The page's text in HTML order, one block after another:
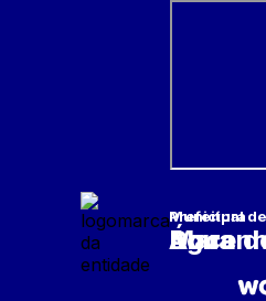
Prefeitura Municipalde
Água Doce do